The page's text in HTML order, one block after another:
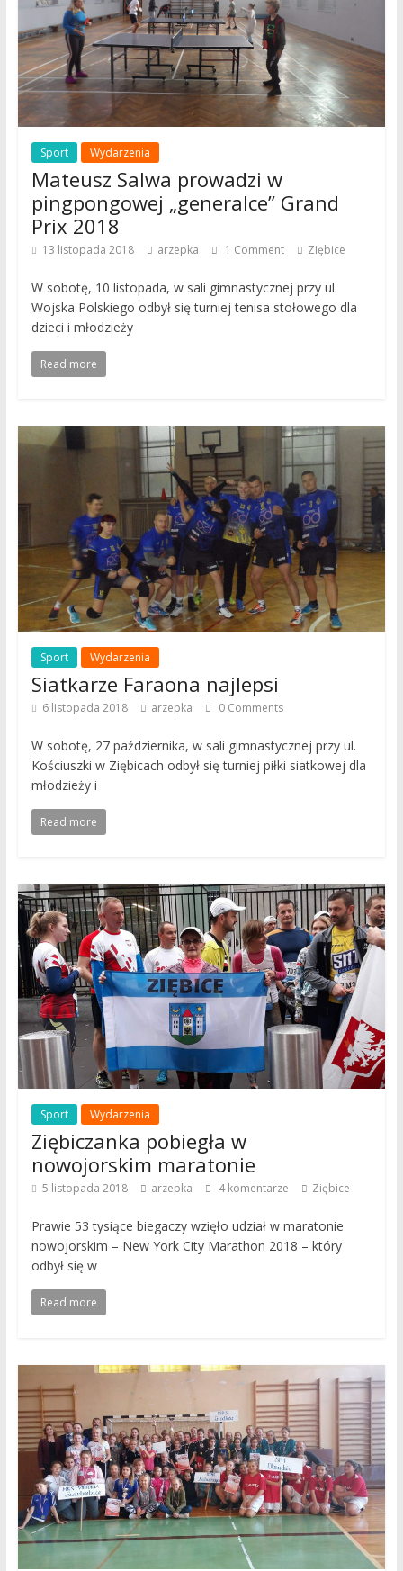
Sport Wydarzenia
Mateusz Salwa prowadzi w
pingpongowej „generalce” Grand
Prix 2018
13 listopada 2018 arzepka 1 Comment Ziębice
W sobotę, 10 listopada, w sali gimnastycznej przy ul.
Wojska Polskiego odbył się turniej tenisa stołowego dla
dzieci i młodzieży
Read more
Sport Wydarzenia
Siatkarze Faraona najlepsi
6 listopada 2018 arzepka 0 Comments
W sobotę, 27 października, w sali gimnastycznej przy ul.
Kościuszki w Ziębicach odbył się turniej piłki siatkowej dla
młodzieży i
Read more
Sport Wydarzenia
Ziębiczanka pobiegła w
nowojorskim maratonie
5 listopada 2018 arzepka 4 komentarze Ziębice
Prawie 53 tysiące biegaczy wzięło udział w maratonie
nowojorskim – New York City Marathon 2018 – który
odbył się w
Read more